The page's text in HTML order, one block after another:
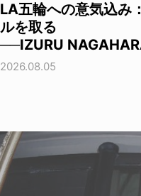
LA五輪への意気込み
ルを取る
──IZURU
2026.08.05